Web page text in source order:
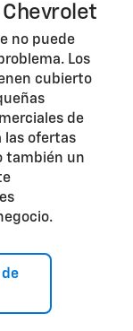
no puede
Los
cubierto
de
las ofertas
también un